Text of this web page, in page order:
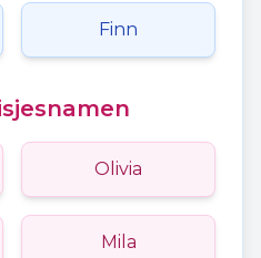
Finn
Olivia
Mila